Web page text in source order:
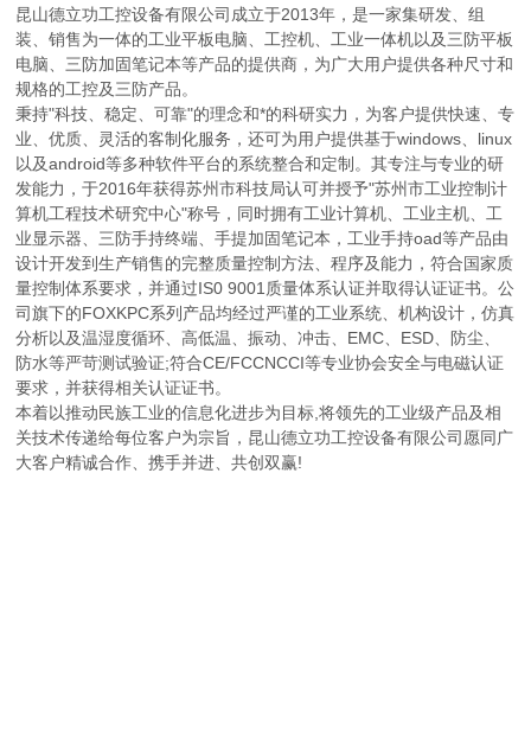
昆山德立功工控设备有限公司成立于2013年，是一家集研发、组
装、销售为一体的工业平板电脑、工控机、工业一体机以及三防平板
电脑、三防加固笔记本等产品的提供商，为广大用户提供各种尺寸和
规格的工控及三防产品。
秉持"科技、稳定、可靠"的理念和*的科研实力，为客户提供快速、专
业、优质、灵活的客制化服务，还可为用户提供基于windows、linux
以及android等多种软件平台的系统整合和定制。其专注与专业的研
发能力，于2016年获得苏州市科技局认可并授予"苏州市工业控制计
算机工程技术研究中心"称号，同时拥有工业计算机、工业主机、工
业显示器、三防手持终端、手提加固笔记本，工业手持oad等产品由
设计开发到生产销售的完整质量控制方法、程序及能力，符合国家质
量控制体系要求，并通过IS0 9001质量体系认证并取得认证证书。公
司旗下的FOXKPC系列产品均经过严谨的工业系统、机构设计，仿真
分析以及温湿度循环、高低温、振动、冲击、EMC、ESD、防尘、
防水等严苛测试验证;符合CE/FCCNCCI等专业协会安全与电磁认证
要求，并获得相关认证证书。
本着以推动民族工业的信息化进步为目标,将领先的工业级产品及相
关技术传递给每位客户为宗旨，昆山德立功工控设备有限公司愿同广
大客户精诚合作、携手并进、共创双赢!